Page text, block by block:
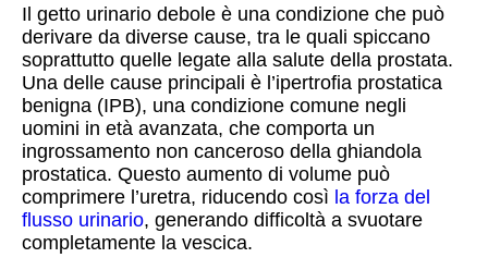
Il getto urinario debole è una condizione che può
derivare da diverse cause, tra le quali spiccano
soprattutto quelle legate alla salute della prostata.
Una delle cause principali è l’ipertrofia prostatica
benigna (IPB), una condizione comune negli
uomini in età avanzata, che comporta un
ingrossamento non canceroso della ghiandola
prostatica. Questo aumento di volume può
comprimere l’uretra, riducendo così la forza del
flusso urinario, generando difficoltà a svuotare
completamente la vescica.